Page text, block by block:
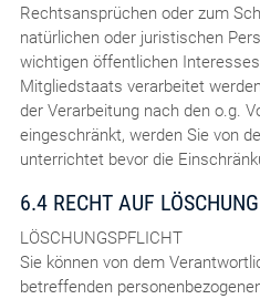
Rechtsansprüchen oder zum
natürlichen oder juristischen
wichtigen öffentlichen
Mitgliedstaats verarbeitet
der Verarbeitung nach den o.g.
eingeschränkt, werden Sie von
unterrichtet bevor die
6.4 RECHT AUF LÖSCHUNG
LÖSCHUNGSPFLICHT
Sie können von dem
betreffenden